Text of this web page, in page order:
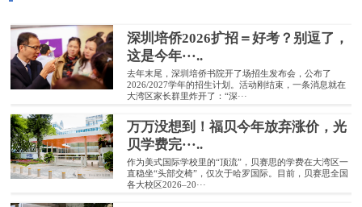
深圳培侨2026扩招＝好考？别逗了，
这是今年···..
去年末尾，深圳培侨书院开了场招生发布会，公布了
2026/2027学年的招生计划。活动刚结束，一条消息就在
大湾区家长群里炸开了：“深···
万万没想到！福贝今年放弃涨价，光
贝学费完···..
作为美式国际学校里的“顶流”，贝赛思的学费在大湾区一
直稳坐“头部交椅”，仅次于哈罗国际。目前，贝赛思全国
各大校区2026–20···